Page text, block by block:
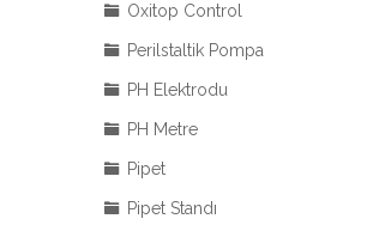
Oxitop Control
Perilstaltik Pompa
PH Elektrodu
PH Metre
Pipet
Pipet Standı